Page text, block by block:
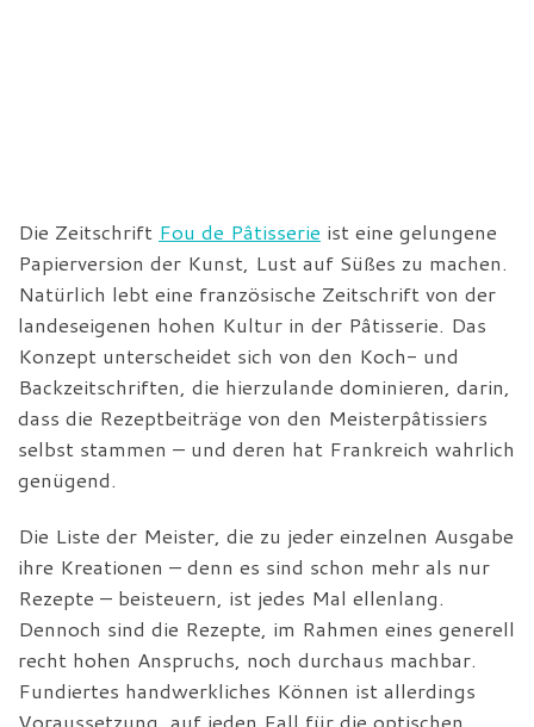
Die Zeitschrift Fou de Pâtisserie ist eine gelungene
Papierversion der Kunst, Lust auf Süßes zu machen.
Natürlich lebt eine französische Zeitschrift von der
landeseigenen hohen Kultur in der Pâtisserie. Das
Konzept unterscheidet sich von den Koch- und
Backzeitschriften, die hierzulande dominieren, darin,
dass die Rezeptbeiträge von den Meisterpâtissiers
selbst stammen – und deren hat Frankreich wahrlich
genügend.
Die Liste der Meister, die zu jeder einzelnen Ausgabe
ihre Kreationen – denn es sind schon mehr als nur
Rezepte – beisteuern, ist jedes Mal ellenlang.
Dennoch sind die Rezepte, im Rahmen eines generell
recht hohen Anspruchs, noch durchaus machbar.
Fundiertes handwerkliches Können ist allerdings